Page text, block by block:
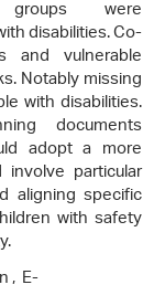
were
disabilities. Co-
and vulnerable
Notably missing
with disabilities.
documents
adopt a more
particular
aligning specific
with safety
, E-